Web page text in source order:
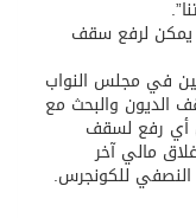
يمكن لرفع سقف
في مجلس النواب
الديون والبحث مع
أي رفع لسقف
مالي آخر
النصفي للكونجرس.